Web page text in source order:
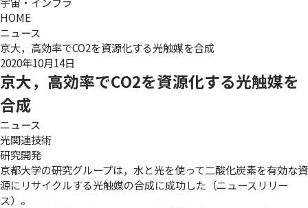
HOME
ニュース
京大，高効率でCO2を資源化する光触媒を合成
2020年10月14日
京大，高効率でCO2を資源化する光触媒を
合成
ニュース
光関連技術
研究開発
京都大学の研究グループは，水と光を使って二酸化炭素を有効な資
源にリサイクルする光触媒の合成に成功した（ニュースリリー
ス）。